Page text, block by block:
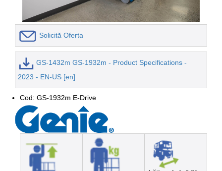
Solicită Oferta
GS-1432m GS-1932m - Product Specifications -
2023 - EN-US [en]
Cod: GS-1932m E-Drive